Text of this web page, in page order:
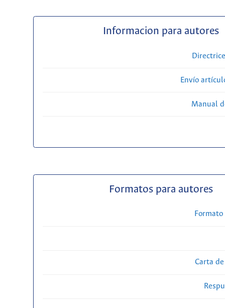
Informacion para autores
Envío
Manual
Formatos para autores
Carta